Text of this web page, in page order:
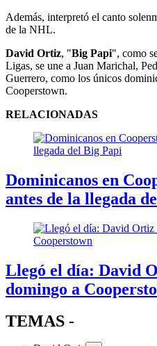
Además, interpretó el canto
de la NHL.
David Ortiz, "Big Papi", como
Ligas, se une a Juan Marichal,
Guerrero, como los únicos
Cooperstown.
RELACIONADAS
Dominicanos en
antes de la llegada
Llegó el día: David
domingo a
TEMAS -